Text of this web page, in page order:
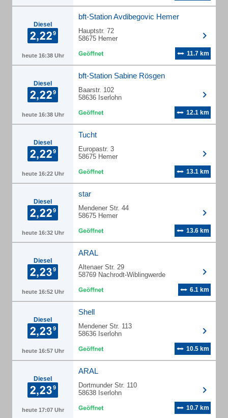
Diesel
heute 16:38 Uhr
bft-Station Avdibegovic Hemer
Hauptstr. 72
58675 Hemer
11.7 km
Diesel
heute 16:38 Uhr
bft-Station Sabine Rösgen
Baarstr. 102
58636 Iserlohn
12.1 km
Diesel
heute 16:22 Uhr
Tucht
Europastr. 3
58675 Hemer
13.1 km
Diesel
heute 16:32 Uhr
star
Mendener Str. 44
58675 Hemer
13.6 km
Diesel
heute 16:52 Uhr
ARAL
Altenaer Str. 29
58769 Nachrodt-Wiblingwerde
6.1 km
Diesel
heute 16:57 Uhr
Shell
Mendener Str. 113
58636 Iserlohn
10.5 km
Diesel
heute 17:07 Uhr
ARAL
Dortmunder Str. 110
58638 Iserlohn
10.7 km